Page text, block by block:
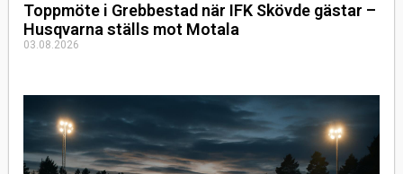
Toppmöte i Grebbestad när IFK Skövde gästar –
Husqvarna ställs mot Motala
03.08.2026